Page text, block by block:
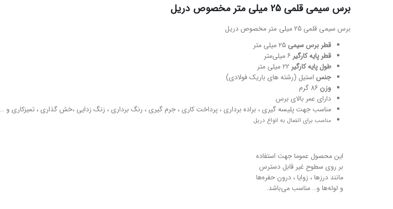
برس سیمی قلمی 25 میلی متر مخصوص دریل
برس سیمی قلمی 25 میلی متر مخصوص دریل
قطر برس سیمی
قطر پایه کارگیر
طول پایه کارگیر
جنس استیل (رشته های باریک فولادی)
وزن
دارای عمر بالای برس
مناسب جهت پلیسه گیری ، براده برداری ، پرداخت کاری ، جرم گیری ، رنگ برداری ، زنگ زدایی ،خش گذاری ، تمیزکاری و …
مناسب برای اتصال به انواع دریل
این محصول عموما جهت استفاده
بر روی سطوح غیر قابل دسترس
مانند درزها ، زوایا ، درون حفره‌ها
و لوله‌ها و… مناسب می‌باشد.